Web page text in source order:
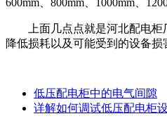
600mm、800mm、1000mm、
上面几点点就是河北配电
降低损耗以及可能受到的设备损
低压配电柜中的电气间隙
详解如何调试低压配电柜